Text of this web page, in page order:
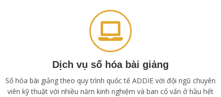
Dịch vụ số hóa bài giảng
Số hóa bài giảng theo quy trình quốc tế ADDIE với đội ngũ chuyên
viên kỹ thuật với nhiều năm kinh nghiệm và ban cố vấn ở hầu hết